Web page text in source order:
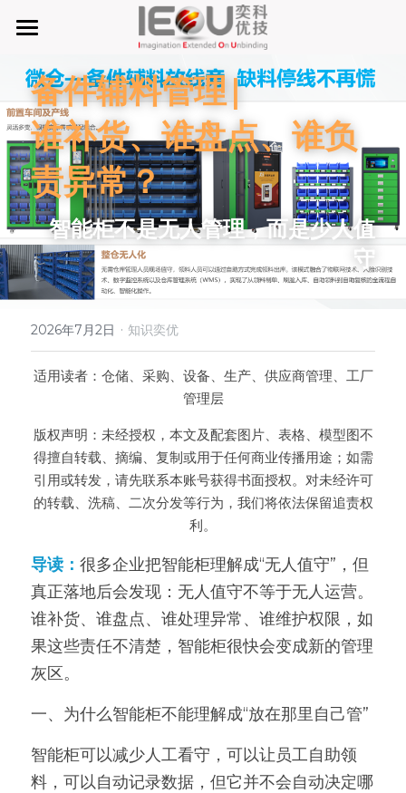
微仓
D系微仓（热销）
产品与服务
单元智能化
单元智慧化
行业应用及案列
MRO工业物料智能化管理
废旧家电拆解解决方案
商超快递配送解决方案
关于奕优
知识奕优
Lean Manufacturing（精益生产和管理）
新闻动态
服务模式
备件辅料管理|
谁补货、谁盘点、谁负
责异常？
智能柜不是无人管理，而是少人值
守
2026年7月2日 · 知识奕优
适用读者：仓储、采购、设备、生产、供应商管理、工厂
管理层
版权声明：未经授权，本文及配套图片、表格、模型图不
得擅自转载、摘编、复制或用于任何商业传播用途；如需
引用或转发，请先联系本账号获得书面授权。对未经许可
的转载、洗稿、二次分发等行为，我们将依法保留追责权
利。
导读： 很多企业把智能柜理解成“无人值守”，但
真正落地后会发现：无人值守不等于无人运营。
谁补货、谁盘点、谁处理异常、谁维护权限，如
果这些责任不清楚，智能柜很快会变成新的管理
灰区。
一、为什么智能柜不能理解成“放在那里自己管”
智能柜可以减少人工看守，可以让员工自助领
料，可以自动记录数据，但它并不会自动决定哪